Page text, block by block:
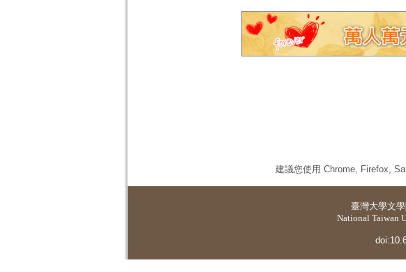
建議您使用 Chrome, Firefox,
臺灣大學文
National Taiwan